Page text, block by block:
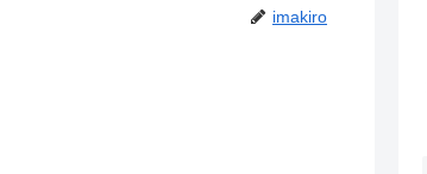
imakiro